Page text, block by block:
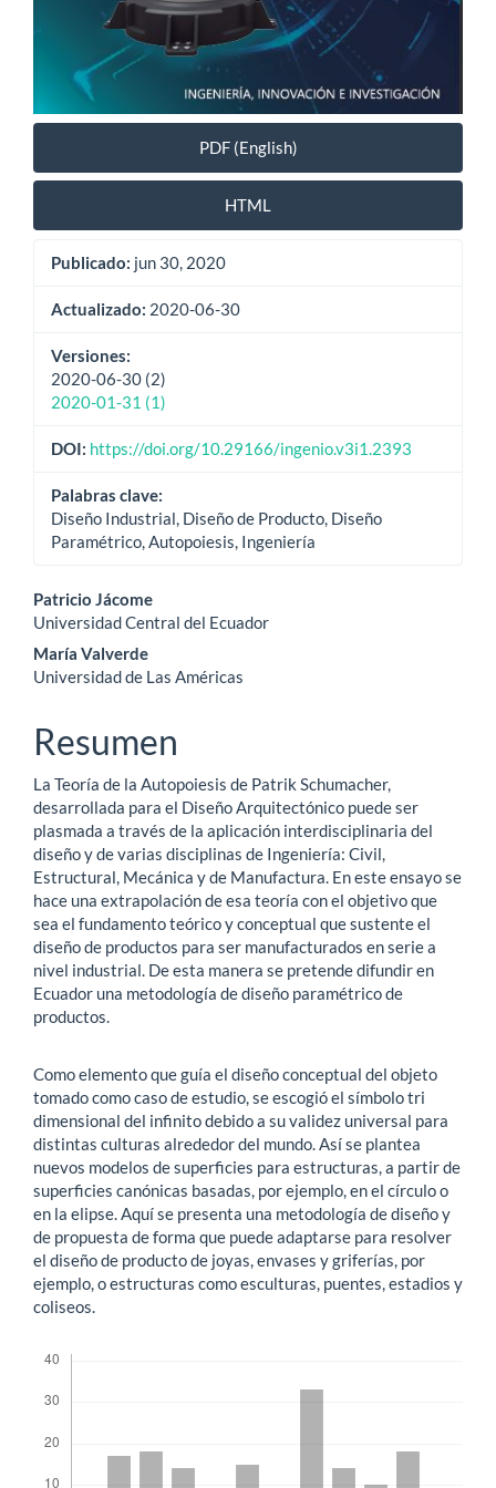
PDF (English)
HTML
Publicado: jun 30, 2020
Actualizado: 2020-06-30
Versiones:
2020-06-30 (2)
2020-01-31 (1)
DOI: https://doi.org/10.29166/ingenio.v3i1.2393
Palabras clave:
Diseño Industrial, Diseño de Producto, Diseño
Paramétrico, Autopoiesis, Ingeniería
Contenido
principal
del
artículo
Patricio Jácome
Universidad Central del Ecuador
María Valverde
Universidad de Las Américas
Resumen
La Teoría de la Autopoiesis de Patrik Schumacher,
desarrollada para el Diseño Arquitectónico puede ser
plasmada a través de la aplicación interdisciplinaria del
diseño y de varias disciplinas de Ingeniería: Civil,
Estructural, Mecánica y de Manufactura. En este ensayo se
hace una extrapolación de esa teoría con el objetivo que
sea el fundamento teórico y conceptual que sustente el
diseño de productos para ser manufacturados en serie a
nivel industrial. De esta manera se pretende difundir en
Ecuador una metodología de diseño paramétrico de
productos.
Como elemento que guía el diseño conceptual del objeto
tomado como caso de estudio, se escogió el símbolo tri
dimensional del infinito debido a su validez universal para
distintas culturas alrededor del mundo. Así se plantea
nuevos modelos de superficies para estructuras, a partir de
superficies canónicas basadas, por ejemplo, en el círculo o
en la elipse. Aquí se presenta una metodología de diseño y
de propuesta de forma que puede adaptarse para resolver
el diseño de producto de joyas, envases y griferías, por
ejemplo, o estructuras como esculturas, puentes, estadios y
coliseos.